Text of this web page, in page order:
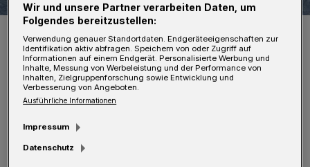
Die Stimmung war bestens, das Ergebnis auch.
Foto: Taro Kataoka
Auch Lehrerinnen, Schülerinnen sowie
Mitarbeiterinnen und Mitarbeiter der LVR-
Wir und unsere Partner verarbeiten Daten, um
Folgendes bereitzustellen:
Verwendung genauer Standortdaten. Endgeräteeigenschaften zur
Identifikation aktiv abfragen. Speichern von oder Zugriff auf
Informationen auf einem Endgerät. Personalisierte Werbung und
Inhalte, Messung von Werbeleistung und der Performance von
Inhalten, Zielgruppenforschung sowie Entwicklung und
Verbesserung von Angeboten.
Ausführliche Informationen
Impressum
Datenschutz